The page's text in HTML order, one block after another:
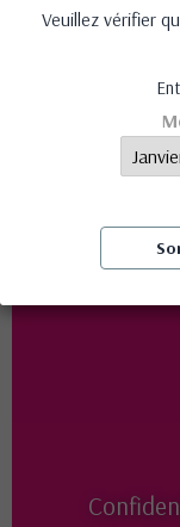
Lubrifiant
500ml
Veuillez vérifier